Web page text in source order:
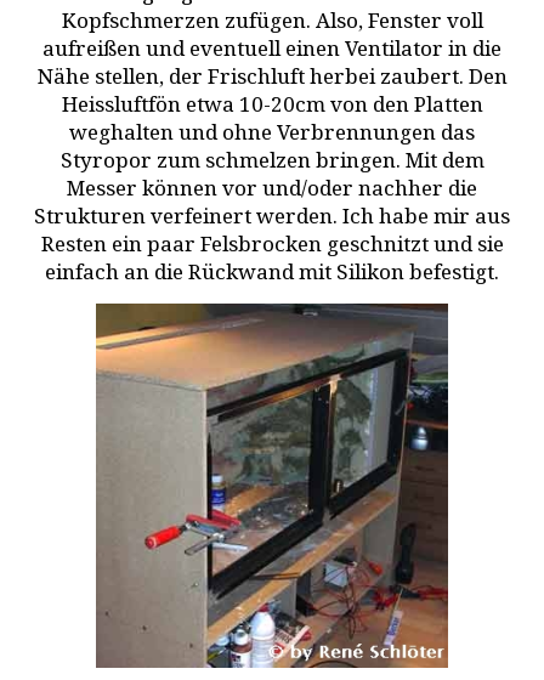
Kopfschmerzen zufügen. Also, Fenster voll
aufreißen und eventuell einen Ventilator in die
Nähe stellen, der Frischluft herbei zaubert. Den
Heissluftfön etwa 10-20cm von den Platten
weghalten und ohne Verbrennungen das
Styropor zum schmelzen bringen. Mit dem
Messer können vor und/oder nachher die
Strukturen verfeinert werden. Ich habe mir aus
Resten ein paar Felsbrocken geschnitzt und sie
einfach an die Rückwand mit Silikon befestigt.